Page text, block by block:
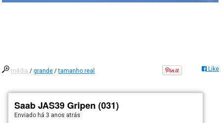
média /grande /tamanho real Like
Saab JAS39 Gripen (031)
Enviado há 3 anos atrás